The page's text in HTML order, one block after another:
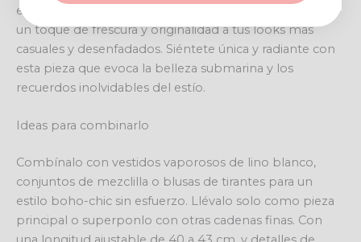
estrella de mar es el compañero perfecto para añadir
un toque de frescura y originalidad a tus looks más
casuales y desenfadados. Siéntete única y radiante con
esta pieza que evoca la belleza submarina y los
recuerdos inolvidables del estío.
Ideas para combinarlo
Combínalo con vestidos vaporosos de lino blanco,
conjuntos de mezclilla o blusas de tirantes para un
estilo boho-chic sin esfuerzo. Llévalo solo como pieza
principal o superponlo con otras cadenas finas. Con